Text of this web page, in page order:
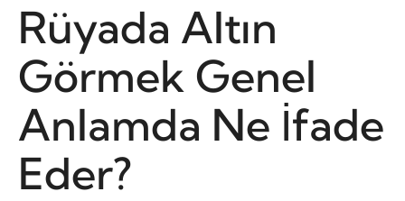
Rüyada Altın
Görmek Genel
Anlamda Ne İfade
Eder?